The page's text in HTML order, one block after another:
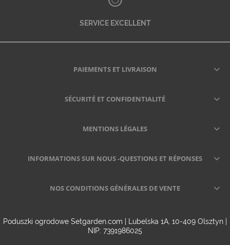
SERVICE EXCELLENT
PAIEMENTS ET LIVRAISON
SÉCURITÉ ET CONFIDENTIALITÉ
MENTIONS LÉGALES
INFORMATIONS SUR NOUS -QUESTIONS ET RÉPONSES
NOS CONDITIONS GÉNÉRALES DE VENTE
Poduszki ogrodowe Setgarden.com | Lubelska 1A, 10-409 Olsztyn |
NIP: 7391986025